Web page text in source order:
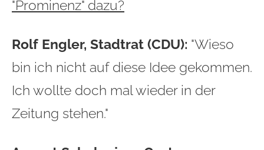
"Prominenz" dazu?
Rolf Engler, Stadtrat (CDU): "Wieso
bin ich nicht auf diese Idee gekommen.
Ich wollte doch mal wieder in der
Zeitung stehen."